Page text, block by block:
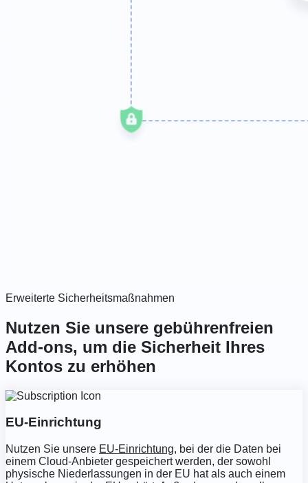
Erweiterte Sicherheitsmaßnahmen
Nutzen Sie unsere gebührenfreien
Add-ons, um die Sicherheit Ihres
Kontos zu erhöhen
EU-Einrichtung
Nutzen Sie unsere EU-Einrichtung, bei der die Daten bei
einem Cloud-Anbieter gespeichert werden, der sowohl
physische Niederlassungen in der EU hat als auch einem